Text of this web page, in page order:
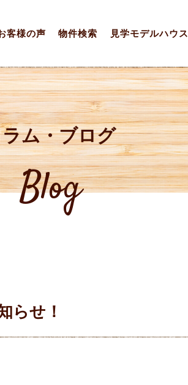
客様の声 物件検索 見学モデルハウス
ム・ブログ
Blog
らせ！